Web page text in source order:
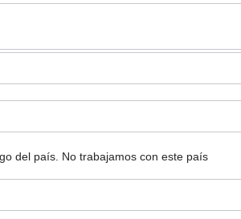
del país. No trabajamos con este país